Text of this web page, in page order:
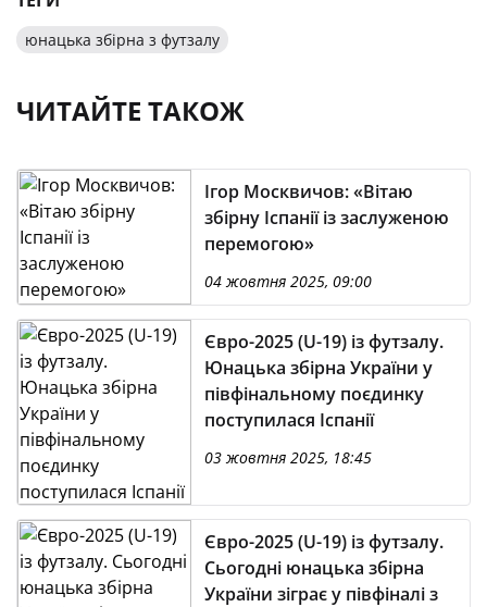
юнацька збірна з футзалу
ЧИТАЙТЕ ТАКОЖ
Ігор Москвичов: «Вітаю
збірну Іспанії із заслуженою
перемогою»
04 жовтня 2025, 09:00
Євро-2025 (U-19) із футзалу.
Юнацька збірна України у
півфінальному поєдинку
поступилася Іспанії
03 жовтня 2025, 18:45
Євро-2025 (U-19) із футзалу.
Сьогодні юнацька збірна
України зіграє у півфіналі з